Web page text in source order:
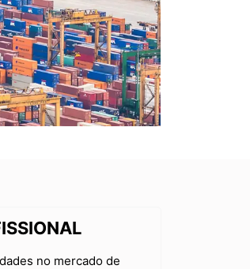
no mercado de